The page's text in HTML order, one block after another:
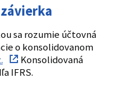
sa rozumie účtovná
o konsolidovanom
Konsolidovaná
IFRS.